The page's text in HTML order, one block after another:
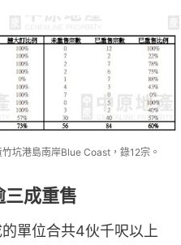
坑港島南岸Blue Coast，錄12宗。
三成重售
單位合共4伙千呎以上